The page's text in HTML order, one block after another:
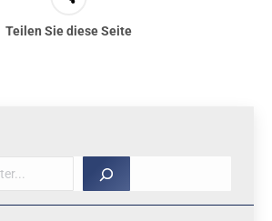
Teilen Sie diese Seite